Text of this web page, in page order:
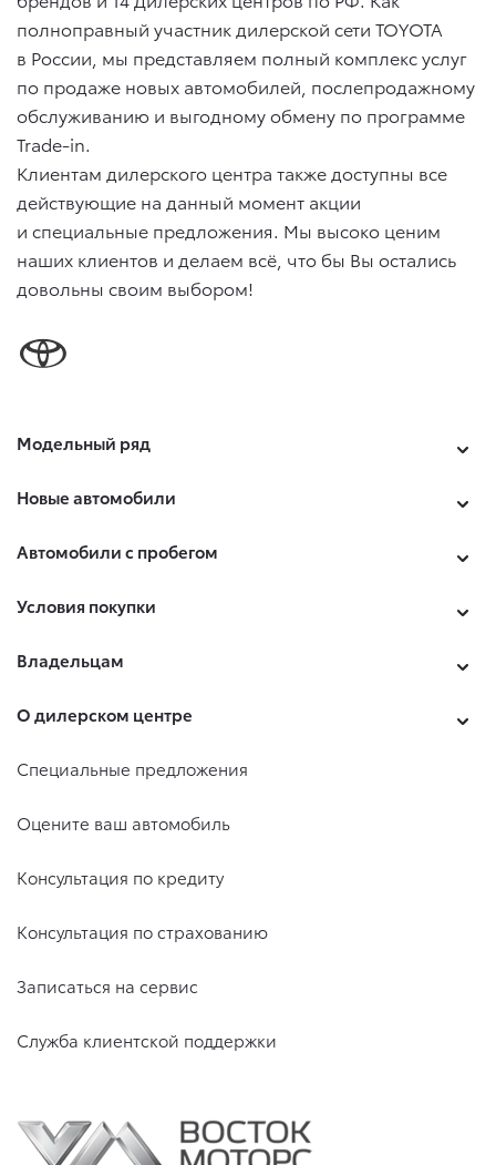
полноправный участник дилерской сети TOYOTA
в России, мы представляем полный комплекс услуг
по продаже новых автомобилей, послепродажному
обслуживанию и выгодному обмену по программе
Trade-in.
Клиентам дилерского центра также доступны все
действующие на данный момент акции
и специальные предложения. Мы высоко ценим
наших клиентов и делаем всё, что бы Вы остались
довольны своим выбором!
Модельный ряд
Новые автомобили
Автомобили с пробегом
Условия покупки
Владельцам
О дилерском центре
Специальные предложения
Оцените ваш автомобиль
Консультация по кредиту
Консультация по страхованию
Записаться на сервис
Служба клиентской поддержки